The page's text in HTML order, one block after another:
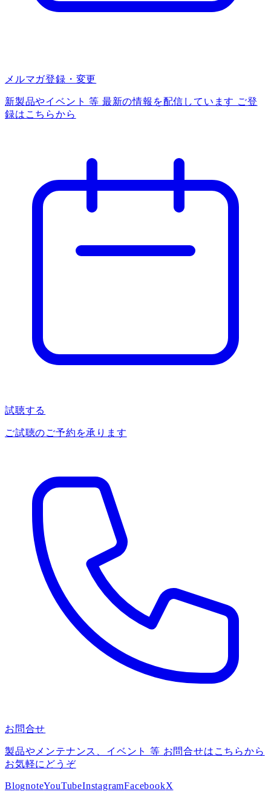
メルマガ登録・変更
新製品やイベント 等 最新の情報を配信しています ご登
録はこちらから
試聴する
ご試聴のご予約を承ります
お問合せ
製品やメンテナンス、イベント 等 お問合せはこちらから
お気軽にどうぞ
BlognoteYouTubeInstagramFacebookX